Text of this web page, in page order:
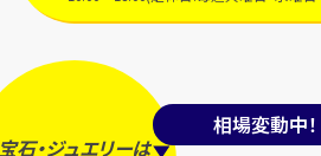
相場変動中！
石・ジュエリーは